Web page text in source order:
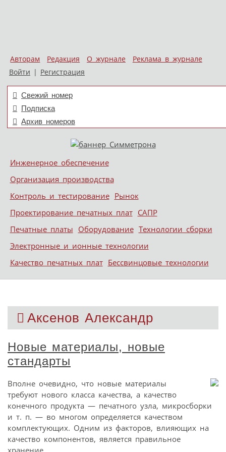
Авторам Редакция О журнале
Реклама в журнале
Войти | Регистрация
Свежий номер
Подписка
Архив номеров
Меню
Skip to content
Инженерное обеспечение
Организация производства
Контроль и тестирование Рынок
Проектирование печатных плат САПР
Печатные платы Оборудование Технологии сборки
Электронные и ионные технологии
Качество печатных плат Бессвинцовые технологии
Аксенов Александр
Новые материалы, новые
стандарты
Вполне очевидно, что новые материалы
требуют нового класса качества, а качество
конечного продукта — печатного узла, микросборки
и т. п. — во многом определяется качеством
комплектующих. Одним из факторов, влияющих на
качество компонентов, является правильное
хранение.